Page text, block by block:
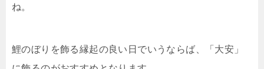
ね。
鯉のぼりを飾る縁起の良い日でいうならば、「大安」